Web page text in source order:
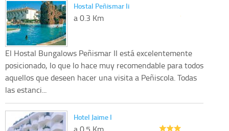
Hostal Peñismar Ii
a 0.3 Km
El Hostal Bungalows Peñismar II está excelentemente
posicionado, lo que lo hace muy recomendable para todos
aquellos que deseen hacer una visita a Peñiscola. Todas
las estanci...
Hotel Jaime I
a 0.5 Km